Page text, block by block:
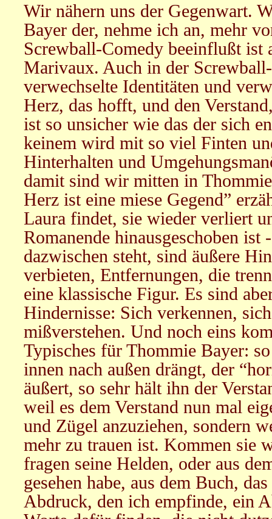
Wir nähern uns der Gegenwart.
Bayer der, nehme ich an, mehr
Screwball-Comedy beeinflußt ist
Marivaux. Auch in der
verwechselte Identitäten und
Herz, das hofft, und den
ist so unsicher wie das der sich
keinem wird mit so viel Finten
Hinterhalten und
damit sind wir mitten in
Herz ist eine miese Gegend”
Laura findet, sie wieder verliert
Romanende hinausgeschoben ist
dazwischen steht, sind äußere
verbieten, Entfernungen, die
eine klassische Figur. Es sind
Hindernisse: Sich verkennen,
mißverstehen. Und noch eins
Typisches für Thommie Bayer:
innen nach außen drängt, der
äußert, so sehr hält ihn der
weil es dem Verstand nun mal
und Zügel anzuziehen, sondern
mehr zu trauen ist. Kommen sie
fragen seine Helden, oder aus
gesehen habe, aus dem Buch,
Abdruck, den ich empfinde, ein